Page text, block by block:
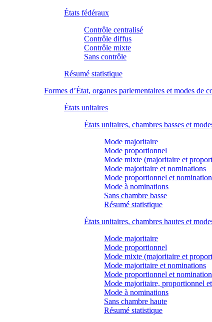
États fédéraux
Contrôle centralisé
Contrôle diffus
Contrôle mixte
Sans contrôle
Résumé statistique
Formes d’État, organes parlementaires et modes de
États unitaires
États unitaires, chambres basses et
Mode majoritaire
Mode proportionnel
Mode mixte (majoritaire et
Mode majoritaire et nominations
Mode proportionnel et
Mode à nominations
Sans chambre basse
Résumé statistique
États unitaires, chambres hautes et
Mode majoritaire
Mode proportionnel
Mode mixte (majoritaire et
Mode majoritaire et nominations
Mode proportionnel et
Mode majoritaire, proportionnel
Mode à nominations
Sans chambre haute
Résumé statistique